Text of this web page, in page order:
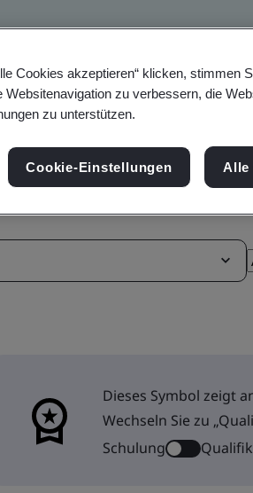
Dieses Symbol zeigt
Wechseln Sie zu
Schulung
Cookies akzeptieren“ klicken, stimmen
Websitenavigation zu verbessern, die
zu unterstützen.
Cookie-Einstellungen Alle